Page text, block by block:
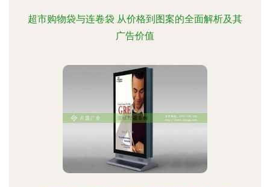
超市购物袋与连卷袋 从价格到图案的全面解析及其
广告价值